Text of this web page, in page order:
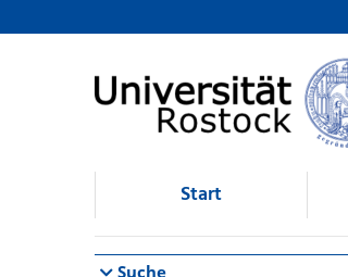
Browsen
direkt zum Inhalt
Start
Suche